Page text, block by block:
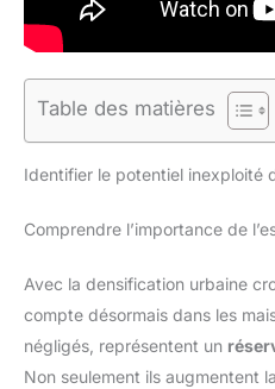
Table des matières
Identifier le potentiel inexploité
Comprendre l’importance de
Avec la densification urbaine
compte désormais dans les
négligés, représentent un
Non seulement ils augmentent